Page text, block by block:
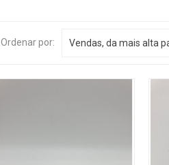
Ordenar por: Vendas, da mais alta